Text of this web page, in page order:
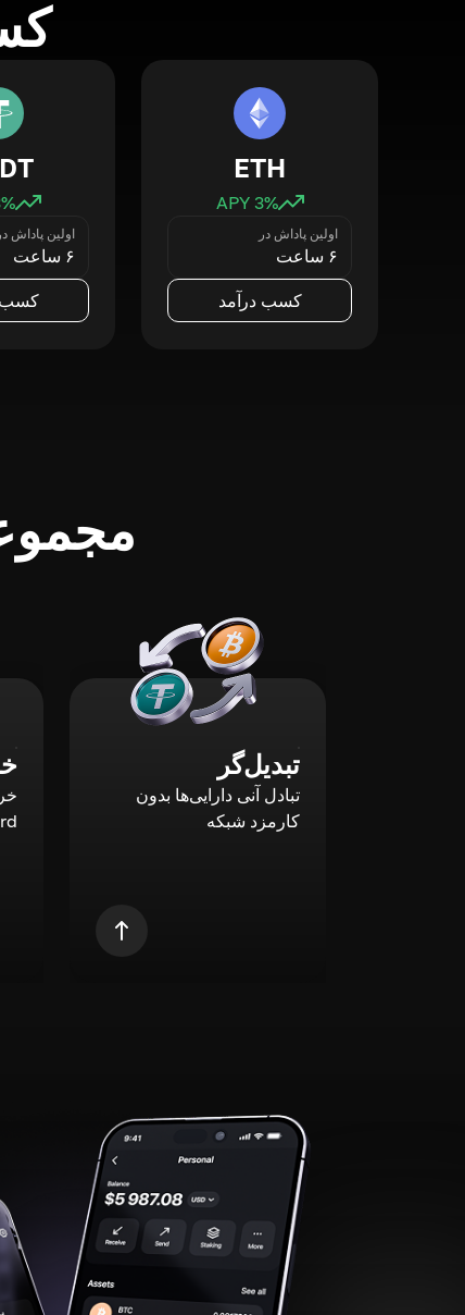
ETH
3% APY
اولین پاداش در
۶ ساعت
کسب درآمد
% APY
اولین پاداش در
۶ ساعت
کسب
تبدیل‌گر
تبادل آنی دارایی‌ها بدون
کارمزد شبکه